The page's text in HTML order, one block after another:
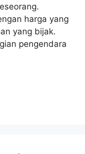
harga yang
yang bijak.
pengendara